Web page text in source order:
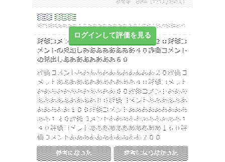
ログインして評価を見る